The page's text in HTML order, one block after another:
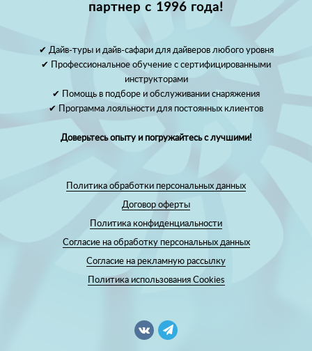
партнер с 1996 года!
✔ Дайв-туры и дайв-сафари для дайверов любого уровня
✔ Профессиональное обучение с сертифицированными
инструкторами
✔ Помощь в подборе и обслуживании снаряжения
✔ Программа лояльности для постоянных клиентов
Доверьтесь опыту и погружайтесь с лучшими!
Политика обработки персональных данных
Договор оферты
Политика конфиденциальности
Согласие на обработку персональных данных
Согласие на рекламную рассылку
Политика использования Cookies